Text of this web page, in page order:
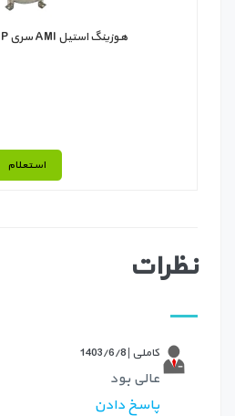
هوزینگ استیل AMI سری TRIPLE CLAMP
استعلام
نظرات
کاملی | 1403/6/8
عالی بود
پاسخ دادن